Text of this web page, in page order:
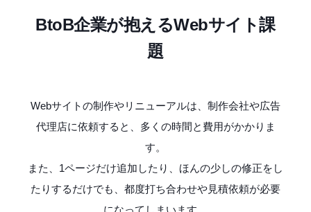
BtoB企業が抱えるWebサイト課
題
Webサイトの制作やリニューアルは、制作会社や広告
代理店に依頼すると、多くの時間と費用がかかりま
す。
また、 1ページだけ追加したり、ほんの少しの修正をし
たりするだけでも、都度打ち合わせや見積依頼が必要
になってしまいます。